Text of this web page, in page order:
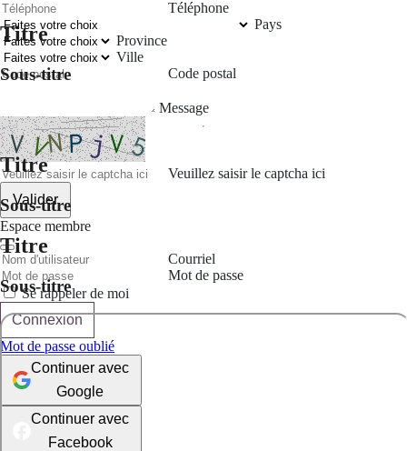
Titre
Sous-titre
Titre
Sous-titre
Titre
Sous-titre
Téléphone
Pays
Province
Ville
Code postal
Message
Veuillez saisir le captcha ici
Valider
Espace membre
Courriel
Mot de passe
Se rappeler de moi
Connexion
Mot de passe oublié
Continuer avec
Google
Continuer avec
Facebook